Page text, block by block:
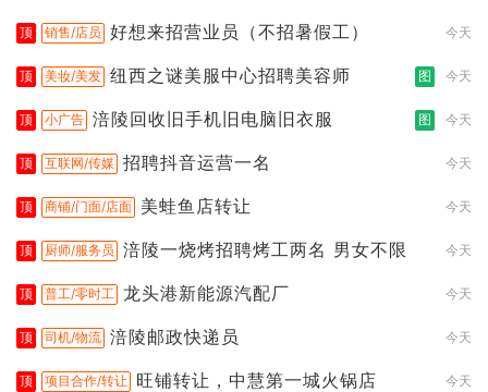
顶 销售/店员 好想来招营业员（不招暑假工） 今天
顶 美妆/美发 纽西之谜美服中心招聘美容师 图 今天
顶 小广告 涪陵回收旧手机旧电脑旧衣服 图 今天
顶 互联网/传媒 招聘抖音运营一名 今天
顶 商铺/门面/店面 美蛙鱼店转让 今天
顶 厨师/服务员 涪陵一烧烤招聘烤工两名 男女不限 今天
顶 普工/零时工 龙头港新能源汽配厂 今天
顶 司机/物流 涪陵邮政快递员 今天
顶 项目合作/转让 旺铺转让，中慧第一城火锅店 今天